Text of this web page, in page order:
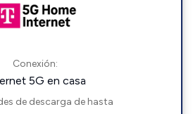
Conexión:
5G en casa
de descarga de hasta